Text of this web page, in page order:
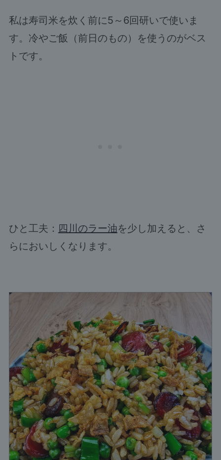
私は寿司米を炊く前に5～6回研いで使いま
す。冷やご飯（前日のもの）を使うのがベス
トです。
ひと工夫： 四川のラー油を少し加えると、さ
らにおいしくなります。